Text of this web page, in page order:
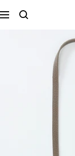
ン
ナ